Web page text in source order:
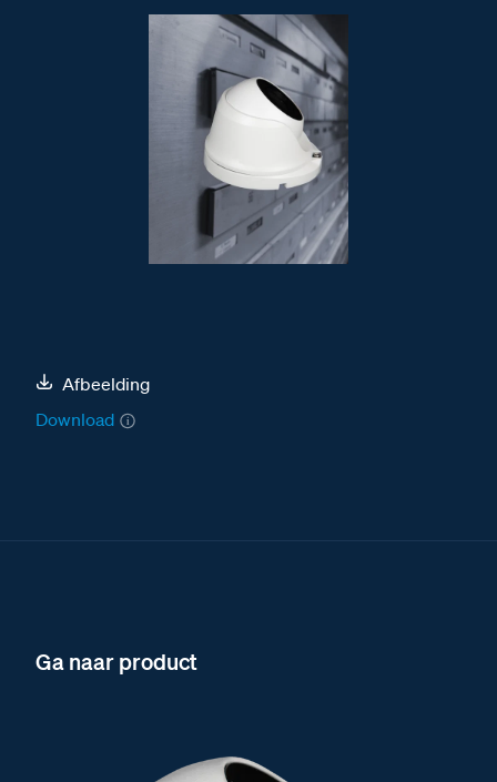
Afbeelding
Download
Ga naar product